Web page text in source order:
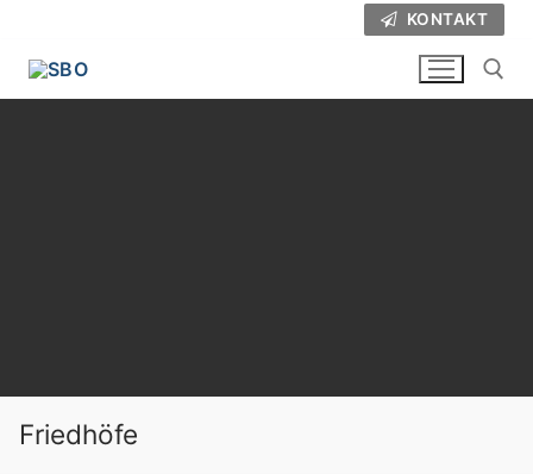
springen
KONTAKT
Friedhöfe